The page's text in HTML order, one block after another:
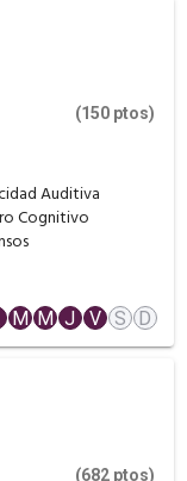
(150 ptos)
Auditiva
Cognitivo
M M J V S D
(682 ptos)